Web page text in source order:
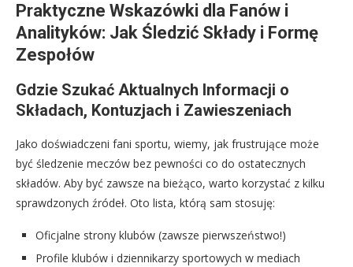
Praktyczne Wskazówki dla Fanów i
Analityków: Jak Śledzić Składy i Formę
Zespołów
Gdzie Szukać Aktualnych Informacji o
Składach, Kontuzjach i Zawieszeniach
Jako doświadczeni fani sportu, wiemy, jak frustrujące może
być śledzenie meczów bez pewności co do ostatecznych
składów. Aby być zawsze na bieżąco, warto korzystać z kilku
sprawdzonych źródeł. Oto lista, którą sam stosuję:
Oficjalne strony klubów (zawsze pierwszeństwo!)
Profile klubów i dziennikarzy sportowych w mediach